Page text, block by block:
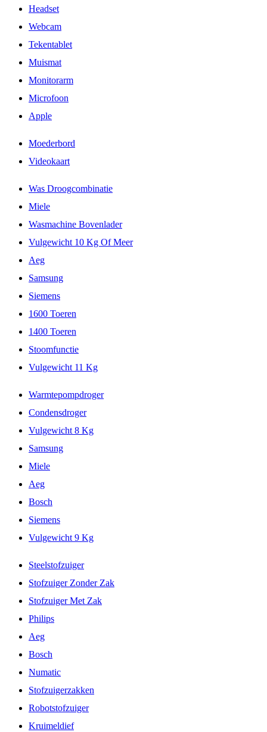
Headset
Webcam
Tekentablet
Muismat
Monitorarm
Microfoon
Apple
Moederbord
Videokaart
Was Droogcombinatie
Miele
Wasmachine Bovenlader
Vulgewicht 10 Kg Of Meer
Aeg
Samsung
Siemens
1600 Toeren
1400 Toeren
Stoomfunctie
Vulgewicht 11 Kg
Warmtepompdroger
Condensdroger
Vulgewicht 8 Kg
Samsung
Miele
Aeg
Bosch
Siemens
Vulgewicht 9 Kg
Steelstofzuiger
Stofzuiger Zonder Zak
Stofzuiger Met Zak
Philips
Aeg
Bosch
Numatic
Stofzuigerzakken
Robotstofzuiger
Kruimeldief